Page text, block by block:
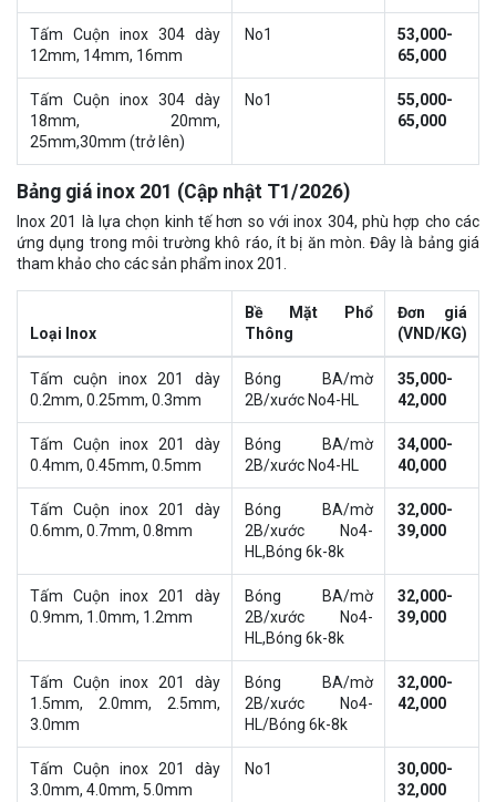
Tấm Cuộn inox 304 dày
12mm, 14mm, 16mm
No1
53,000-
65,000
Tấm Cuộn inox 304 dày
18mm, 20mm,
25mm,30mm (trở lên)
No1
55,000-
65,000
Bảng giá inox 201 (Cập nhật T1/2026)
Inox 201 là lựa chọn kinh tế hơn so với inox 304, phù hợp cho các
ứng dụng trong môi trường khô ráo, ít bị ăn mòn. Đây là bảng giá
tham khảo cho các sản phẩm inox 201.
Loại Inox
Bề Mặt Phổ
Thông
Đơn giá
(VND/KG)
Tấm cuộn inox 201 dày
0.2mm, 0.25mm, 0.3mm
Bóng BA/mờ
2B/xước No4-HL
35,000-
42,000
Tấm Cuộn inox 201 dày
0.4mm, 0.45mm, 0.5mm
Bóng BA/mờ
2B/xước No4-HL
34,000-
40,000
Tấm Cuộn inox 201 dày
0.6mm, 0.7mm, 0.8mm
Bóng BA/mờ
2B/xước No4-
HL,Bóng 6k-8k
32,000-
39,000
Tấm Cuộn inox 201 dày
0.9mm, 1.0mm, 1.2mm
Bóng BA/mờ
2B/xước No4-
HL,Bóng 6k-8k
32,000-
39,000
Tấm Cuộn inox 201 dày
1.5mm, 2.0mm, 2.5mm,
3.0mm
Bóng BA/mờ
2B/xước No4-
HL/Bóng 6k-8k
32,000-
42,000
Tấm Cuộn inox 201 dày
3.0mm, 4.0mm, 5.0mm
No1
30,000-
32,000